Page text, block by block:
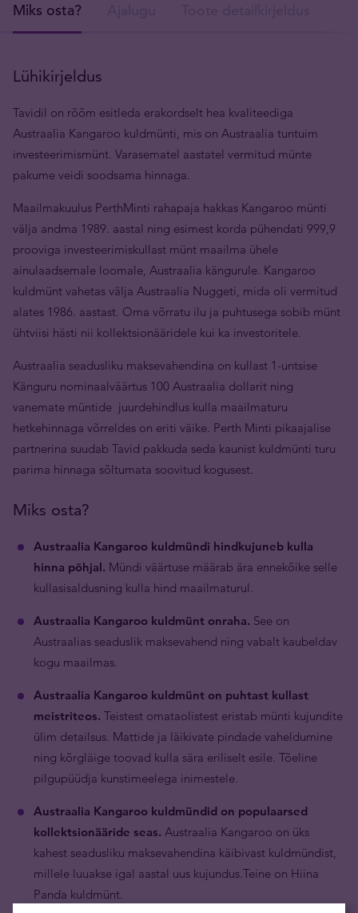
Miks osta?
Lühikirjeldus
Tavidil on rõõm esitleda erakordselt hea kvaliteediga
Austraalia Kangaroo kuldmünti, mis on Austraalia tuntuim
investeerimismünt. Varasematel aastatel vermitud münte
pakume veidi soodsama hinnaga.
Maailmakuulus PerthMinti rahapaja hakkas Kangaroo münti
välja andma 1989. aastal ning esimest korda pühendati 999,9
prooviga investeerimiskullast münt maailma ühele
ainulaadsemale loomale, Austraalia kängurule. Kangaroo
kuldmünt vahetas välja Austraalia Nuggeti, mida oli vermitud
alates 1986. aastast. Oma võrratu ilu ja puhtusega sobib münt
ühtviisi hästi nii kollektsionääridele kui ka investoritele.
Austraalia seadusliku maksevahendina on kullast 1-untsise
Känguru nominaalväärtus 100 Austraalia dollarit ning
vanemate müntide juurdehindlus kulla maailmaturu
hetkehinnaga võrreldes on eriti väike. Perth Minti pikaajalise
partnerina suudab Tavid pakkuda seda kaunist kuldmünti turu
parima hinnaga sõltumata soovitud kogusest.
Miks osta?
Austraalia Kangaroo kuldmündi hindkujuneb kulla
hinna põhjal. Mündi väärtuse määrab ära ennekõike selle
kullasisaldusning kulla hind maailmaturul.
Austraalia Kangaroo kuldmünt onraha. See on
Austraalias seaduslik maksevahend ning vabalt kaubeldav
kogu maailmas.
Austraalia Kangaroo kuldmünt on puhtast kullast
meistriteos. Teistest omataolistest eristab münti kujundite
ülim detailsus. Mattide ja läikivate pindade vaheldumine
ning kõrgläige toovad kulla sära eriliselt esile. Tõeline
pilgupüüdja kunstimeelega inimestele.
Austraalia Kangaroo kuldmündid on populaarsed
kollektsionääride seas. Austraalia Kangaroo on üks
kahest seadusliku maksevahendina käibivast kuldmündist,
millele luuakse igal aastal uus kujundus.Teine on Hiina
Panda kuldmünt.